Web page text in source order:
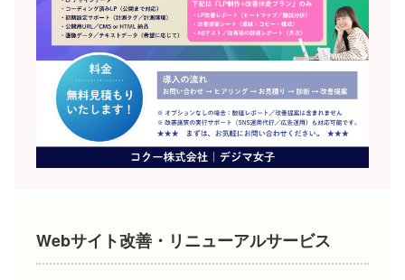
Webサイト改善・リニューアルサービス